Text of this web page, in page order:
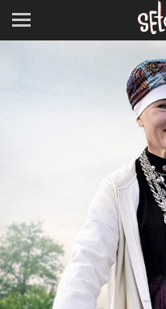
Next Image